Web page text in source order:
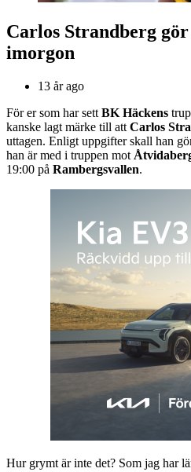
Carlos Strandberg
imorgon
13 år ago
För er som har sett BK Häckens
kanske lagt märke till att Carlos
uttagen. Enligt uppgifter skall han
han är med i truppen mot
19:00 på Rambergsvallen.
Hur grymt är inte det? Som jag har